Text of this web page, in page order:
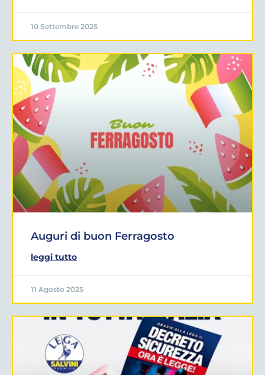
10 Settembre 2025
Auguri di buon Ferragosto
leggi tutto
11 Agosto 2025